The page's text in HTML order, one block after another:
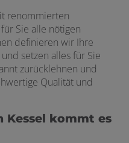
renommierten
Sie alle nötigen
definieren wir Ihre
setzen alles für Sie
zurücklehnen und
Qualität und
Kessel kommt es